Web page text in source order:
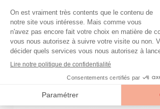
LE MÉNAGE ET L’ENTRETIEN
DOMICILE
Votre aide à
Fresnes-sur-